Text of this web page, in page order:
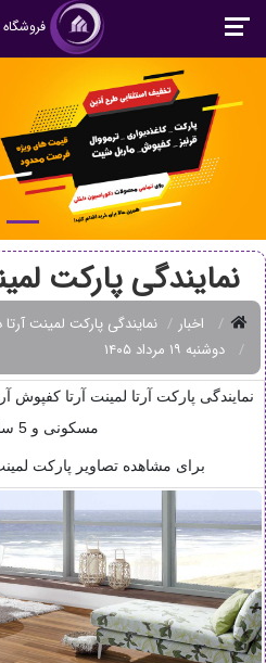
نمایندگی پارکت
اخبار
نمایندگی پارکت لمینت آرتا
دوشنبه ۱۹ مرداد ۱۴۰۵
مسکونی و 5 سال اداری
برای مشاهده تصاویر پارکت